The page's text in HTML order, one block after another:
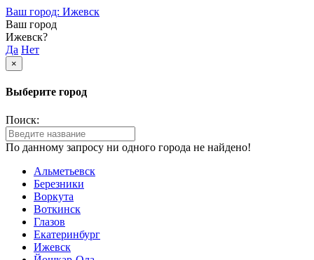
Ваш город: Ижевск
Ваш город
Ижевск?
Да Нет
×
Выберите город
Поиск:
По данному запросу ни одного города не найдено!
Альметьевск
Березники
Воркута
Воткинск
Глазов
Екатеринбург
Ижевск